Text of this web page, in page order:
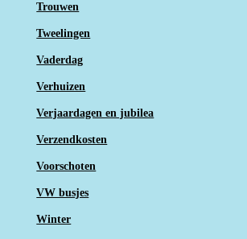
Trouwen
Tweelingen
Vaderdag
Verhuizen
Verjaardagen en jubilea
Verzendkosten
Voorschoten
VW busjes
Winter